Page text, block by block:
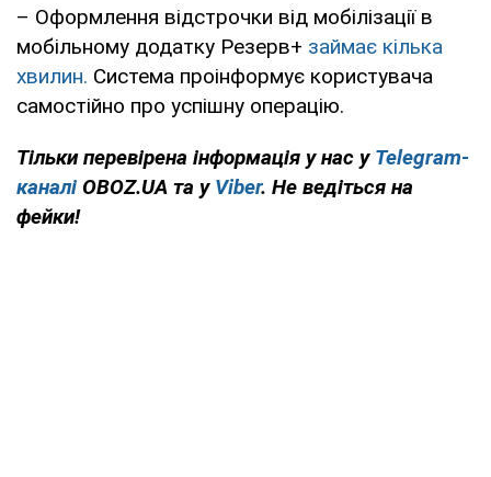
– Оформлення відстрочки від мобілізації в
мобільному додатку Резерв+ займає кілька
хвилин. Система проінформує користувача
самостійно про успішну операцію.
Тільки перевірена інформація у нас у Telegram-
каналі OBOZ.UA та у Viber. Не ведіться на
фейки!